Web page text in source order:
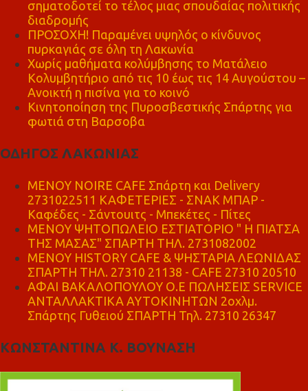
σηματοδοτεί το τέλος μιας σπουδαίας πολιτικής
διαδρομής
ΠΡΟΣΟΧΗ! Παραμένει υψηλός ο κίνδυνος
πυρκαγιάς σε όλη τη Λακωνία
Χωρίς μαθήματα κολύμβησης το Ματάλειο
Κολυμβητήριο από τις 10 έως τις 14 Αυγούστου –
Ανοικτή η πισίνα για το κοινό
Κινητοποίηση της Πυροσβεστικής Σπάρτης για
φωτιά στη Βαρσοβα
ΟΔΗΓΟΣ ΛΑΚΩΝΙΑΣ
MENOY NOIRE CAFE Σπάρτη και Delivery
2731022511 ΚΑΦΕΤΕΡΙΕΣ - ΣΝΑΚ ΜΠΑΡ -
Καφέδες - Σάντουιτς - Μπεκέτες - Πίτες
ΜΕΝΟΥ ΨΗΤΟΠΩΛΕΙΟ ΕΣΤΙΑΤΟΡΙΟ " Η ΠΙΑΤΣΑ
ΤΗΣ ΜΑΣΑΣ" ΣΠΑΡΤΗ ΤΗΛ. 2731082002
ΜΕΝΟΥ HISTORY CAFE & ΨΗΣΤΑΡΙΑ ΛΕΩΝΙΔΑΣ
ΣΠΑΡΤΗ ΤΗΛ. 27310 21138 - CAFE 27310 20510
ΑΦΑΙ ΒΑΚΑΛΟΠΟΥΛΟΥ Ο.Ε ΠΩΛΗΣΕΙΣ SERVICE
ΑΝΤΑΛΛΑΚΤΙΚΑ ΑΥΤΟΚΙΝΗΤΩΝ 2οχλμ.
Σπάρτης Γυθειού ΣΠΑΡΤΗ Τηλ. 27310 26347
ΚΩΝΣΤΑΝΤΙΝΑ Κ. ΒΟΥΝΑΣΗ